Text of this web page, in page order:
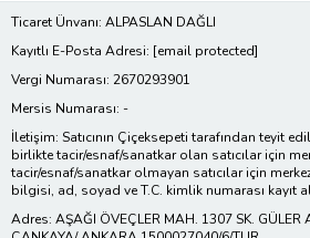
Ticaret Ünvanı: ALPASLAN DAĞLI
Kayıtlı E-Posta Adresi: [email protected]
Vergi Numarası: 2670293901
Mersis Numarası: -
İletişim: Satıcının Çiçeksepeti tarafından teyit
birlikte tacir/esnaf/sanatkar olan satıcılar için
tacir/esnaf/sanatkar olmayan satıcılar için
bilgisi, ad, soyad ve T.C. kimlik numarası kayıt
Adres: AŞAĞI ÖVEÇLER MAH. 1307 SK. GÜLER